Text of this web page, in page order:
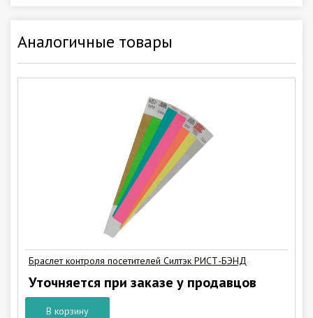
Аналогичные товары
Браслет контроля посетителей Силтэк РИСТ-БЭНД
Уточняется при заказе у продавцов
В корзину